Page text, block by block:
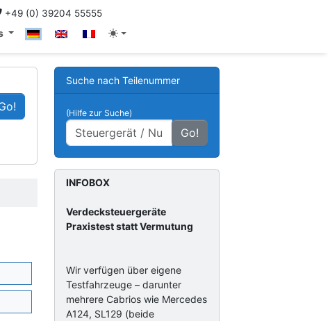
+49 (0) 39204 55555
Suche nach Teilenummer
(Hilfe zur Suche)
Go!
INFOBOX
Verdecksteuergeräte
Praxistest statt Vermutung
Wir verfügen über eigene
Testfahrzeuge – darunter
mehrere Cabrios wie Mercedes
A124, SL129 (beide